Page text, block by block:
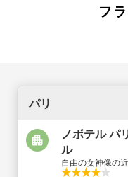
フ
パリ
ノボテル パ
ル
自由の女神像の